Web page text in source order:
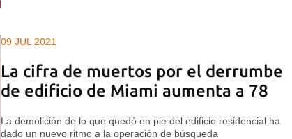
09 JUL 2021
La cifra de muertos por el derrumbe
de edificio de Miami aumenta a 78
La demolición de lo que quedó en pie del edificio residencial ha
dado un nuevo ritmo a la operación de búsqueda